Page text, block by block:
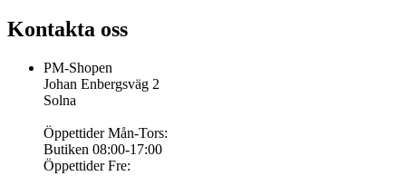
Kontakta oss
PM-Shopen
Johan Enbergsväg 2
Solna
Öppettider Mån-Tors:
Butiken 08:00-17:00
Öppettider Fre: